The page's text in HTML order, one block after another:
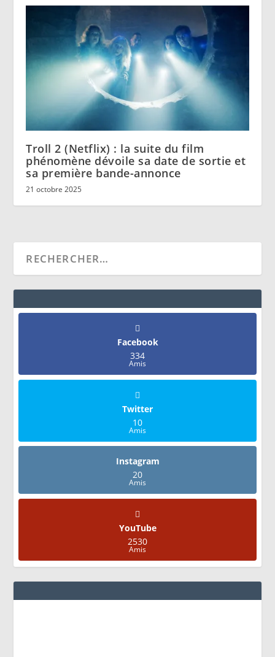
Troll 2 (Netflix) : la suite du film
phénomène dévoile sa date de sortie et
sa première bande-annonce
21 octobre 2025
Facebook
334
Amis
Twitter
10
Amis
Instagram
20
Amis
YouTube
2530
Amis